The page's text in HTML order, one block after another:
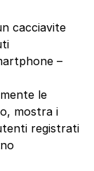
cacciavite
–
le
mostra i
registrati